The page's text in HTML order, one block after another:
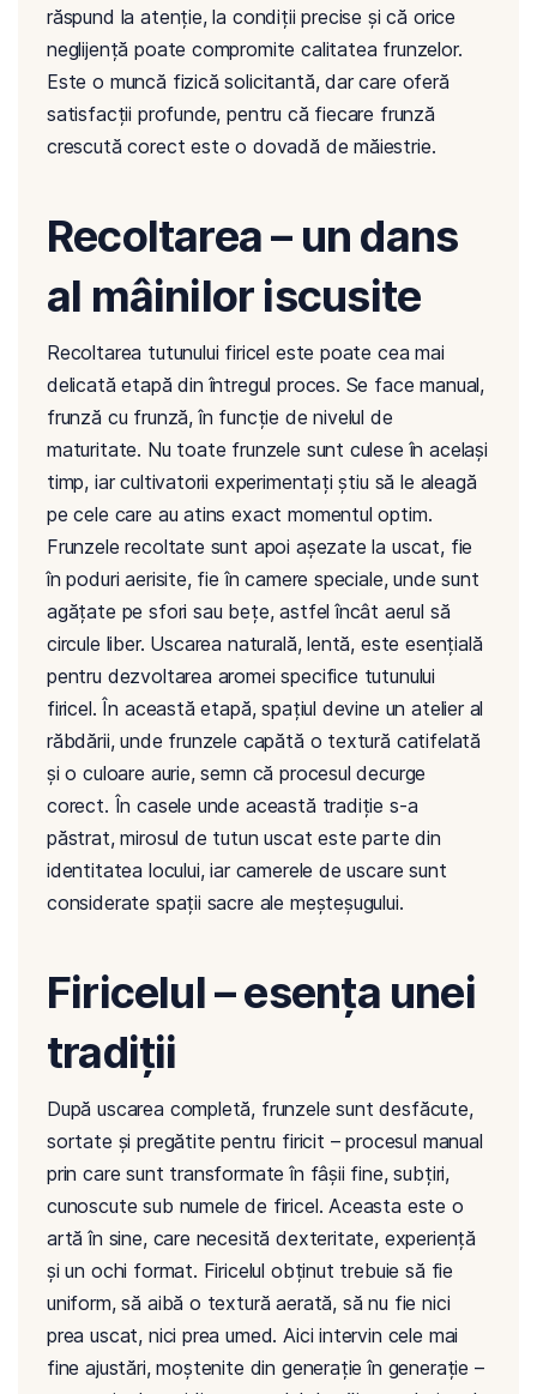
răspund la atenție, la condiții precise și că orice
neglijență poate compromite calitatea frunzelor.
Este o muncă fizică solicitantă, dar care oferă
satisfacții profunde, pentru că fiecare frunză
crescută corect este o dovadă de măiestrie.
Recoltarea – un dans
al mâinilor iscusite
Recoltarea tutunului firicel este poate cea mai
delicată etapă din întregul proces. Se face manual,
frunză cu frunză, în funcție de nivelul de
maturitate. Nu toate frunzele sunt culese în același
timp, iar cultivatorii experimentați știu să le aleagă
pe cele care au atins exact momentul optim.
Frunzele recoltate sunt apoi așezate la uscat, fie
în poduri aerisite, fie în camere speciale, unde sunt
agățate pe sfori sau bețe, astfel încât aerul să
circule liber. Uscarea naturală, lentă, este esențială
pentru dezvoltarea aromei specifice tutunului
firicel. În această etapă, spațiul devine un atelier al
răbdării, unde frunzele capătă o textură catifelată
și o culoare aurie, semn că procesul decurge
corect. În casele unde această tradiție s-a
păstrat, mirosul de tutun uscat este parte din
identitatea locului, iar camerele de uscare sunt
considerate spații sacre ale meșteșugului.
Firicelul – esența unei
tradiții
După uscarea completă, frunzele sunt desfăcute,
sortate și pregătite pentru firicit – procesul manual
prin care sunt transformate în fâșii fine, subțiri,
cunoscute sub numele de firicel. Aceasta este o
artă în sine, care necesită dexteritate, experiență
și un ochi format. Firicelul obținut trebuie să fie
uniform, să aibă o textură aerată, să nu fie nici
prea uscat, nici prea umed. Aici intervin cele mai
fine ajustări, moștenite din generație în generație –